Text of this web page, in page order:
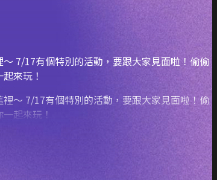
7/17有個特別的活動，要跟大家見面啦！偷偷
來玩！